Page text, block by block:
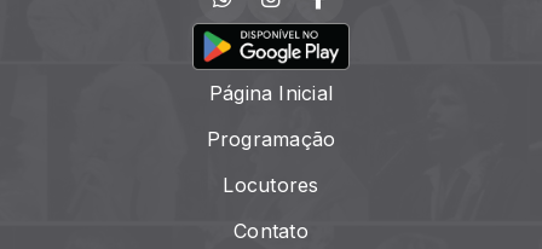
Página Inicial
Programação
Locutores
Contato